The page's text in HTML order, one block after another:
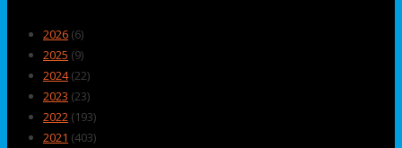
2026 (6)
2025 (9)
2024(22)
2023 (23)
2022 (193)
2021 (403)